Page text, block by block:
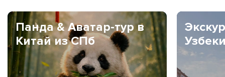
Панда & Аватар-тур в
Китай из СПб